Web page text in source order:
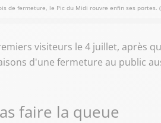
de fermeture, le Pic du Midi rouvre enfin ses portes. (©
visiteurs le 4 juillet, après
d'une fermeture au public
faire la queue